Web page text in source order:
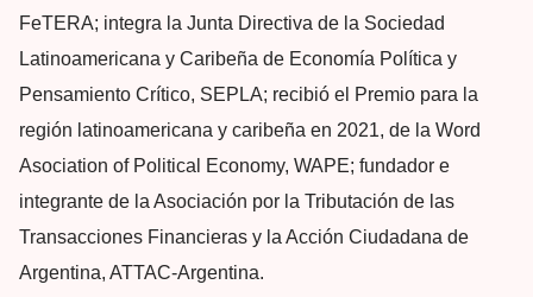
FeTERA; integra la Junta Directiva de la Sociedad
Latinoamericana y Caribeña de Economía Política y
Pensamiento Crítico, SEPLA; recibió el Premio para la
región latinoamericana y caribeña en 2021, de la Word
Asociation of Political Economy, WAPE; fundador e
integrante de la Asociación por la Tributación de las
Transacciones Financieras y la Acción Ciudadana de
Argentina, ATTAC-Argentina.